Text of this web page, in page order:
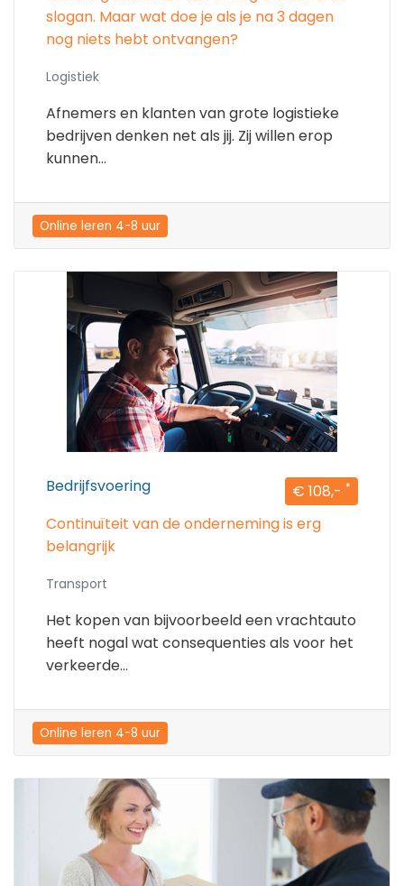
slogan. Maar wat doe je als je na 3 dagen
nog niets hebt ontvangen?
Logistiek
Afnemers en klanten van grote logistieke
bedrijven denken net als jij. Zij willen erop
kunnen...
Online leren 4-8 uur
Bedrijfsvoering € 108,- *
Continuïteit van de onderneming is erg
belangrijk
Transport
Het kopen van bijvoorbeeld een vrachtauto
heeft nogal wat consequenties als voor het
verkeerde...
Online leren 4-8 uur